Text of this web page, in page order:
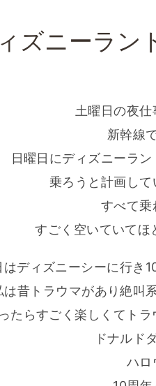
ズニーラン
土曜日の夜
新幹線
日曜日にディズニーラ
乗ろうと計画し
すべて乗
すごく空いていてほ
はディズニーシーに行き
は昔トラウマがあり絶叫
たらすごく楽しくてト
ドナルド
ハロ